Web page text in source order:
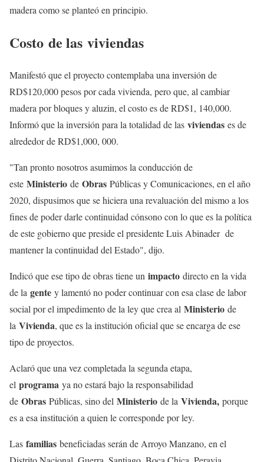
madera como se planteó en principio.
Costo de las viviendas
Manifestó que el proyecto contemplaba una inversión de
RD$120,000 pesos por cada vivienda, pero que, al cambiar
madera por bloques y aluzin, el costo es de RD$1, 140,000.
Informó que la inversión para la totalidad de las viviendas es de
alrededor de RD$1,000, 000.
"Tan pronto nosotros asumimos la conducción de
este Ministerio de Obras Públicas y Comunicaciones, en el año
2020, dispusimos que se hiciera una revaluación del mismo a los
fines de poder darle continuidad cónsono con lo que es la política
de este gobierno que preside el presidente Luis Abinader de
mantener la continuidad del Estado", dijo.
Indicó que ese tipo de obras tiene un impacto directo en la vida
de la gente y lamentó no poder continuar con esa clase de labor
social por el impedimento de la ley que crea al Ministerio de
la Vivienda, que es la institución oficial que se encarga de ese
tipo de proyectos.
Aclaró que una vez completada la segunda etapa,
el programa ya no estará bajo la responsabilidad
de Obras Públicas, sino del Ministerio de la Vivienda, porque
es a esa institución a quien le corresponde por ley.
Las familias beneficiadas serán de Arroyo Manzano, en el